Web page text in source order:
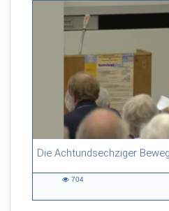
01:45:08 duration
704